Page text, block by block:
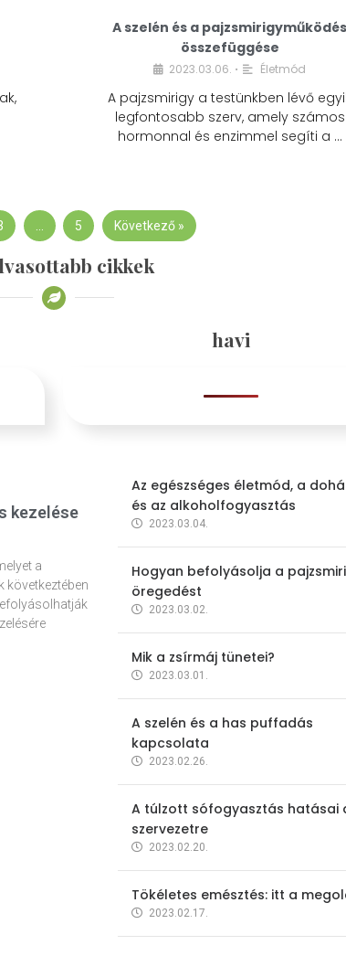
A szelén és a pajzsmirigyműködés
összefüggése
2023.03.06. • Életmód
A pajzsmirigy a testünkben lévő
legfontosabb szerv, amely számos
hormonnal és enzimmel segíti a …
5 Következő »
cikkek
havi
kezelése
a
következtében
Az egészséges életmód, a
és az alkoholfogyasztás
2023.03.04.
Hogyan befolyásolja a
öregedést
2023.03.02.
Mik a zsírmáj tünetei?
2023.03.01.
A szelén és a has puffadás
kapcsolata
2023.02.26.
A túlzott sófogyasztás hatásai
szervezetre
2023.02.20.
Tökéletes emésztés: itt a
2023.02.17.